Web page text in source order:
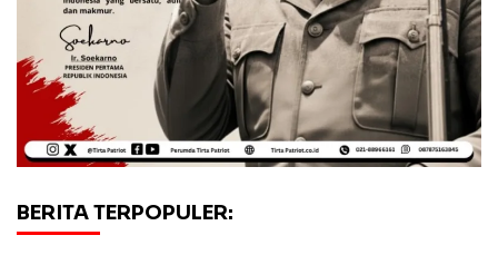
BERITA TERPOPULER: